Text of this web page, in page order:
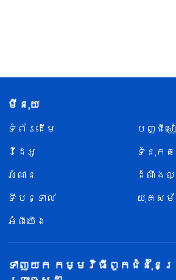
មីនុយ
ទំព័រ​ដើម
បញ្ជីសៀ
វីដេអូ
ទំនុកត
អំណាន
ដំណឹង
ទីបន្ទាល់
យុគស
អំពីយើង
ទាញយក កម្មវិធីពួកជំនុំនៃព្